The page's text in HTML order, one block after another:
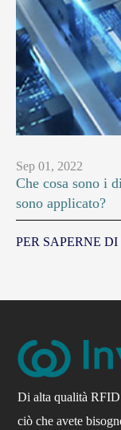
Sep 01, 2022
Che cosa sono i
sono applicato?
PER SAPERNE DI
Di alta qualità
ciò che avete